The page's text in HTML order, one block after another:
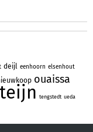
deijl eenhoorn elsenhout
ouaissa
tengstedt ueda